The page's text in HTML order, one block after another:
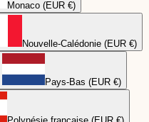
Monaco (EUR €)
Nouvelle-Calédonie (EUR €)
Pays-Bas (EUR €)